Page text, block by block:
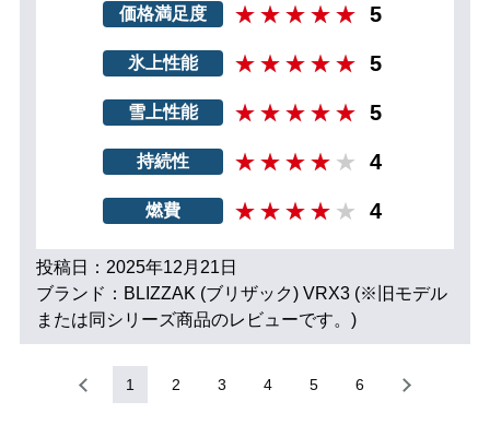
価格満足度 5
氷上性能 5
雪上性能 5
持続性 4
燃費 4
投稿日：2025年12月21日
ブランド：BLIZZAK (ブリザック) VRX3 (※旧モデル
または同シリーズ商品のレビューです。)
1 2 3 4 5 6